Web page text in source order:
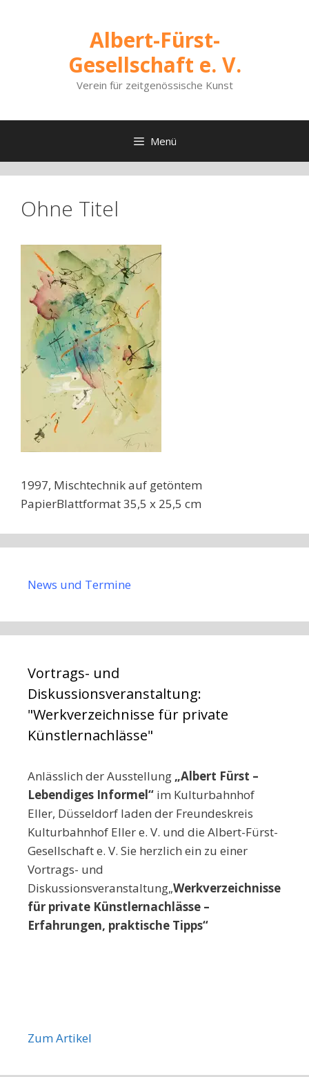
Albert-Fürst-
Gesellschaft e. V.
Verein für zeitgenössische Kunst
Menü
Ohne Titel
1997, Mischtechnik auf getöntem
PapierBlattformat 35,5 x 25,5 cm
News und Termine
Vortrags- und
Diskussionsveranstaltung:
"Werkverzeichnisse für private
Künstlernachlässe"
Anlässlich der Ausstellung „Albert Fürst –
Lebendiges Informel“ im Kulturbahnhof
Eller, Düsseldorf laden der Freundeskreis
Kulturbahnhof Eller e. V. und die Albert-Fürst-
Gesellschaft e. V. Sie herzlich ein zu einer
Vortrags- und
Diskussionsveranstaltung„Werkverzeichnisse
für private Künstlernachlässe –
Erfahrungen, praktische Tipps“
Zum Artikel